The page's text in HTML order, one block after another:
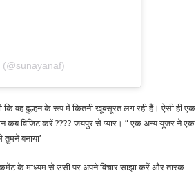
वह दुल्हन के रूप में कितनी खूबसूरत लग रही हैं। ऐसी ही एक
कब विजिट करें ???? जयपुर से प्यार। ” एक अन्य यूजर ने एक
बनाया’
कमेंट के माध्यम से उसी पर अपने विचार साझा करें और तारक